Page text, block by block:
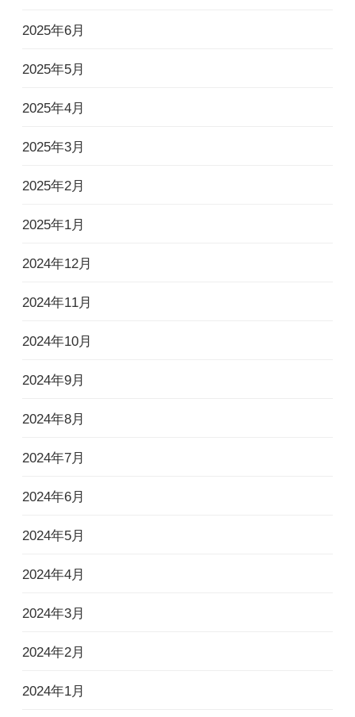
2025年6月
2025年5月
2025年4月
2025年3月
2025年2月
2025年1月
2024年12月
2024年11月
2024年10月
2024年9月
2024年8月
2024年7月
2024年6月
2024年5月
2024年4月
2024年3月
2024年2月
2024年1月